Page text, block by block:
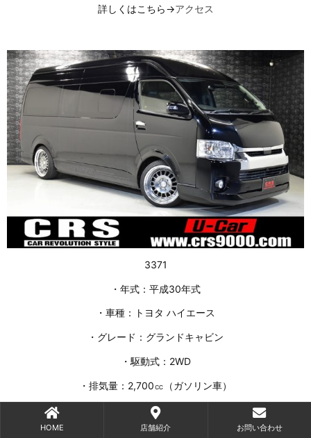
詳しくはこちら→アクセス
3371
・年式：平成30年式
・車種：トヨタ ハイエース
・グレード：グランドキャビン
・駆動式：2WD
・排気量：2,700㏄（ガソリン車）
・ボディカラー：ブラックマイカ（209）
・乗車定員：10人乗り
HOME 店舗紹介 お問い合わせ